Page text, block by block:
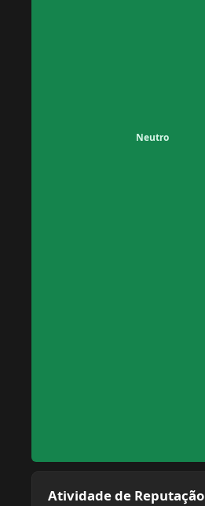
Neutro
Atividade de Reputação